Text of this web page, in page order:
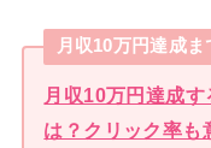
月収10万円達成ま
月収10万円達成
は？クリック率も